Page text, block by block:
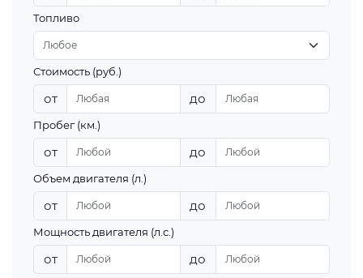
Топливо
Стоимость (руб.)
от до
Пробег (км.)
от до
Объем двигателя (л.)
от до
Мощность двигателя (л.с.)
от до